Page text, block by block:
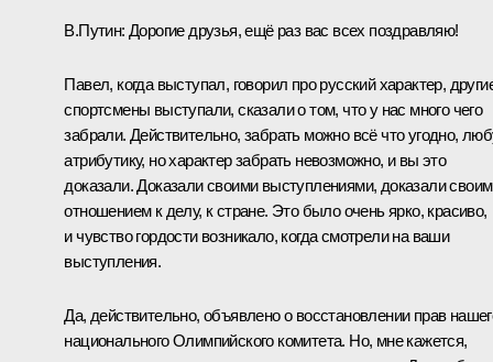
В.Путин: Дорогие друзья, ещё раз вас всех поздравляю!
Павел, когда выступал, говорил про русский характер,
спортсмены выступали, сказали о том, что у нас много чего
забрали. Действительно, забрать можно всё что угодно,
атрибутику, но характер забрать невозможно, и вы это
доказали. Доказали своими выступлениями, доказали своим
отношением к делу, к стране. Это было очень ярко, красиво,
и чувство гордости возникало, когда смотрели на ваши
выступления.
Да, действительно, объявлено о восстановлении прав
национального Олимпийского комитета. Но, мне кажется,